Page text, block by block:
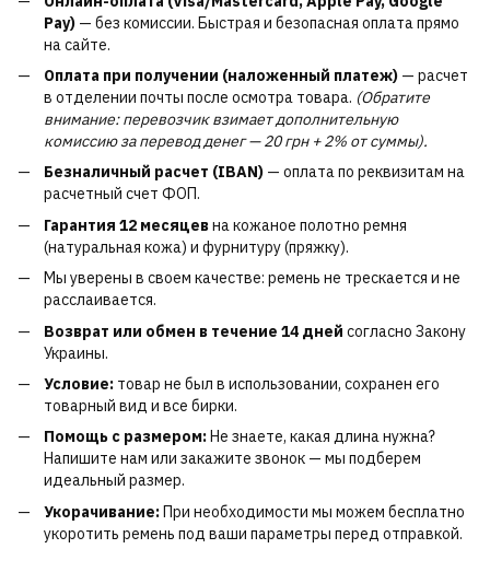
Pay) — без комиссии. Быстрая и безопасная оплата прямо
на сайте.
Оплата при получении (наложенный платеж) — расчет
в отделении почты после осмотра товара. (Обратите
внимание: перевозчик взимает дополнительную
комиссию за перевод денег — 20 грн + 2% от суммы).
Безналичный расчет (IBAN) — оплата по реквизитам на
расчетный счет ФОП.
Гарантия 12 месяцевна кожаное полотно ремня
(натуральная кожа) и фурнитуру (пряжку).
Мы уверены в своем качестве: ремень не трескается и не
расслаивается.
Возврат или обмен в течение 14 дней согласно Закону
Украины.
Условие: товар не был в использовании, сохранен его
товарный вид и все бирки.
Помощь с размером: Не знаете, какая длина нужна?
Напишите нам или закажите звонок — мы подберем
идеальный размер.
Укорачивание:При необходимости мы можем бесплатно
укоротить ремень под ваши параметры перед отправкой.